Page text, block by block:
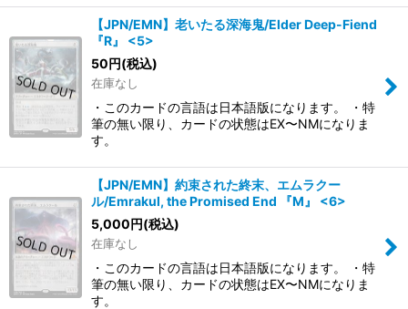
【JPN/EMN】老いたる深海鬼/Elder Deep-Fiend
『R』 <5>
50円(税込)
在庫なし
・このカードの言語は日本語版になります。 ・特
筆の無い限り、カードの状態はEX〜NMになりま
す。
【JPN/EMN】約束された終末、エムラクー
ル/Emrakul, the Promised End 『M』 <6>
5,000円(税込)
在庫なし
・このカードの言語は日本語版になります。 ・特
筆の無い限り、カードの状態はEX〜NMになりま
す。